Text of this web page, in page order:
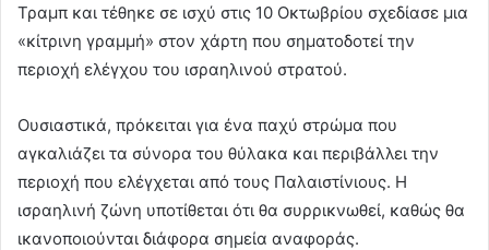
Τραμπ και τέθηκε σε ισχύ στις 10 Οκτωβρίου σχεδίασε μια
«κίτρινη γραμμή» στον χάρτη που σηματοδοτεί την
περιοχή ελέγχου του ισραηλινού στρατού.
Ουσιαστικά, πρόκειται για ένα παχύ στρώμα που
αγκαλιάζει τα σύνορα του θύλακα και περιβάλλει την
περιοχή που ελέγχεται από τους Παλαιστίνιους. Η
ισραηλινή ζώνη υποτίθεται ότι θα συρρικνωθεί, καθώς θα
ικανοποιούνται διάφορα σημεία αναφοράς.